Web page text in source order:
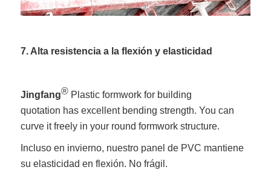
7. Alta resistencia a la flexión y elasticidad
Jingfang® Plastic formwork for building
quotation has excellent bending strength. You can
curve it freely in your round formwork structure.
Incluso en invierno, nuestro panel de PVC mantiene
su elasticidad en flexión. No frágil.